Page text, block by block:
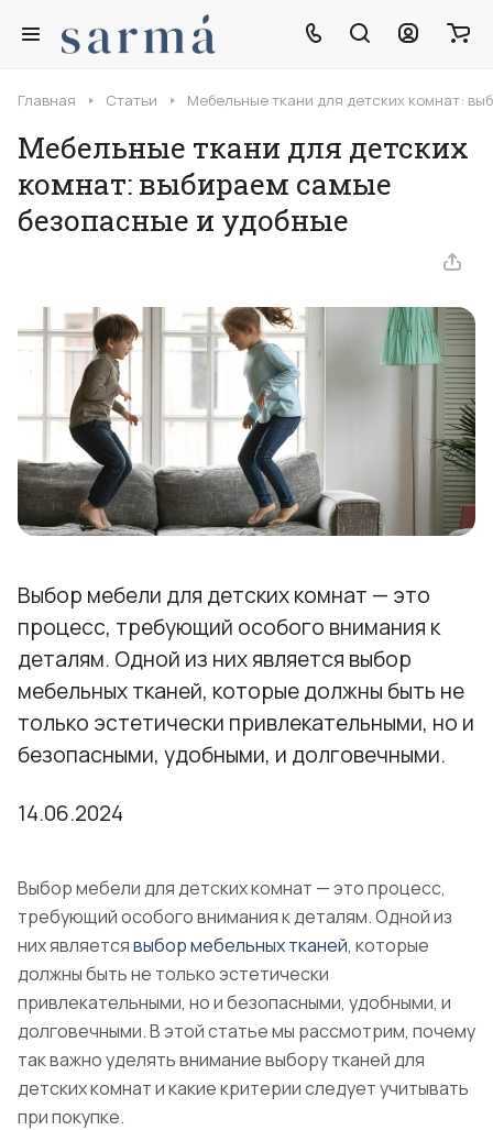
Главная Статьи Мебельные ткани для детских комнат:
Мебельные ткани для детских
комнат: выбираем самые
безопасные и удобные
Выбор мебели для детских комнат — это
процесс, требующий особого внимания к
деталям. Одной из них является выбор
мебельных тканей, которые должны быть не
только эстетически привлекательными, но и
безопасными, удобными, и долговечными.
14.06.2024
Выбор мебели для детских комнат — это процесс,
требующий особого внимания к деталям. Одной из
них являетсявыбор мебельных тканей, которые
должны быть не только эстетически
привлекательными, но и безопасными, удобными, и
долговечными. В этой статье мы рассмотрим, почему
так важно уделять внимание выбору тканей для
детских комнат и какие критерии следует учитывать
при покупке.